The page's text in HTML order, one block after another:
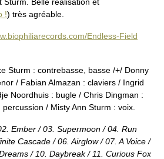
!) très agréable.
Endless-Field
Sturm : contrebasse, basse /+/ Donny
/ Fabian Almazan : claviers / Ingrid
Noordhuis : bugle / Chris Dingman :
/ Misty Ann Sturm : voix.
Ember / 03. Supermoon / 04. Run
Cascade / 06. Airglow / 07. A Voice /
/ 10. Daybreak / 11. Curious Fox